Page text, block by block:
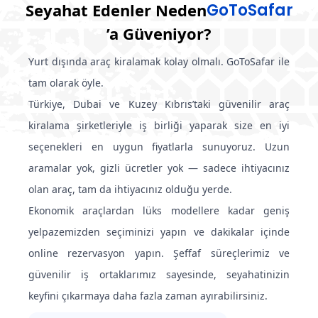
Ankara Esenboga Airport
Adana Sakirpasa Airport
(ADA )
Trabzon Airport
(TZX)
Van Şehir Merkezi
Adana Merkez
Adıyaman Havalimanı
ADF)
Adıyaman Şehir Merkezi
Istanbul Sabiha Gokcen Airport
(SAW )
Izmir Adnan Menderes Airport
Antalya Airport
(AYT )
Ankara Esenboga Airport
(ESB)
Adana Sakirpasa Airport
(ADA)
Trabzon Airport
(TZX
Van Şehir Merkezi
Adana Merkez
Otel
Transfer
Kruvaziyer gemisi
Seyahat Edenler NedenGoToSafar
’a Güveniyor?
Yurt dışında araç kiralamak kolay olmalı. GoToSafar ile
tam olarak öyle.
Türkiye, Dubai ve Kuzey Kıbrıs’taki güvenilir araç
kiralama şirketleriyle iş birliği yaparak size en iyi
seçenekleri en uygun fiyatlarla sunuyoruz. Uzun
aramalar yok, gizli ücretler yok — sadece ihtiyacınız
olan araç, tam da ihtiyacınız olduğu yerde.
Ekonomik araçlardan lüks modellere kadar geniş
yelpazemizden seçiminizi yapın ve dakikalar içinde
online rezervasyon yapın. Şeffaf süreçlerimiz ve
güvenilir iş ortaklarımız sayesinde, seyahatinizin
keyfini çıkarmaya daha fazla zaman ayırabilirsiniz.